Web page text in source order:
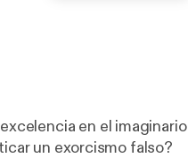
en el imaginario